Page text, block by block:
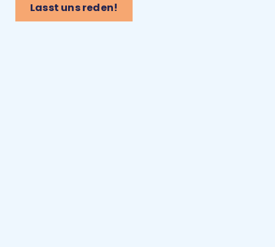
Lasst uns reden!